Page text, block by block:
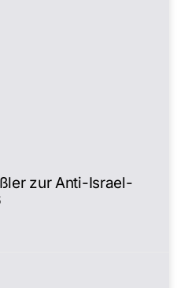
zur Anti-Israel-